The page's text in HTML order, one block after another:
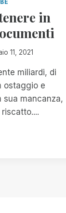
in
11, 2021
miliardi, di
ostaggio e
sua mancanza,